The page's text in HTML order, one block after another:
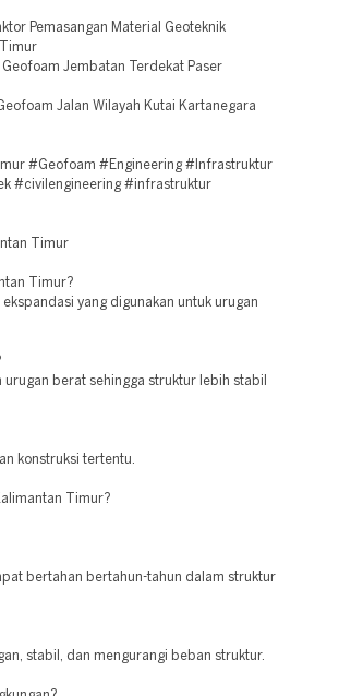
Pemasangan Material Geoteknik
Jembatan Terdekat Paser
Jalan Wilayah Kutai Kartanegara
#Geofoam #Engineering #Infrastruktur
#civilengineering #infrastruktur
Timur
Timur?
yang digunakan untuk urugan
urugan berat sehingga struktur lebih stabil
konstruksi tertentu.
Timur?
bertahan bertahun-tahun dalam struktur
stabil, dan mengurangi beban struktur.